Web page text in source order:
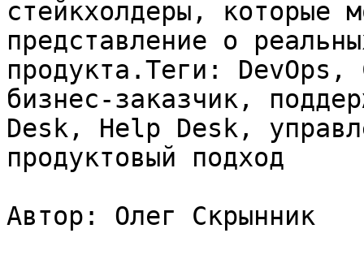
стейкхолдеры, которые
представление о
продукта.Теги:
бизнес-заказчик,
Desk, Help Desk,
продуктовый подход
Автор: Олег Скрынник